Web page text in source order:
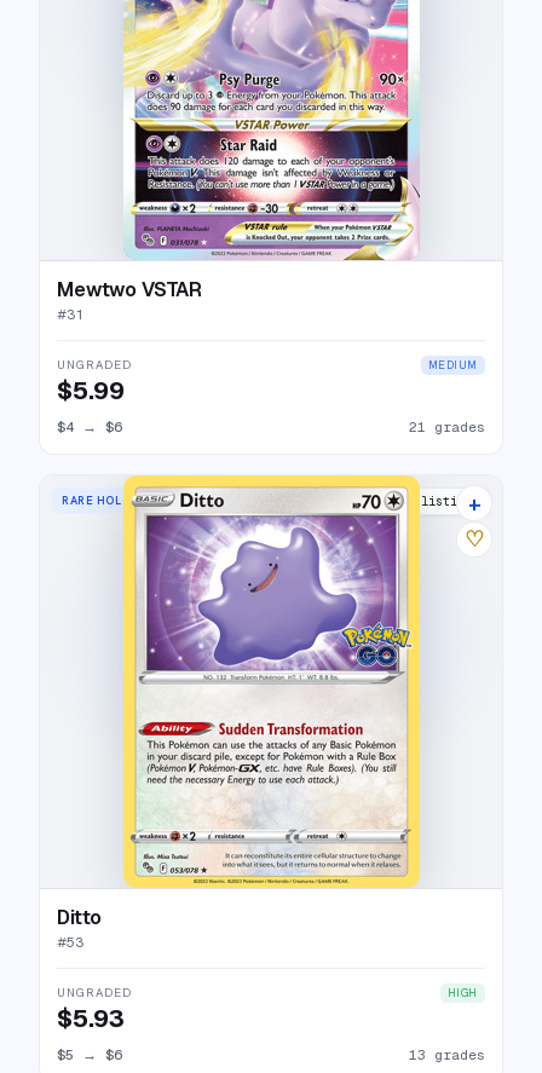
Mewtwo VSTAR
#31
UNGRADED MEDIUM
$5.99
$4 → $6 21 grades
RARE HOLO 17 listings
+
♡
Ditto
#53
UNGRADED HIGH
$5.93
$5 → $6 13 grades